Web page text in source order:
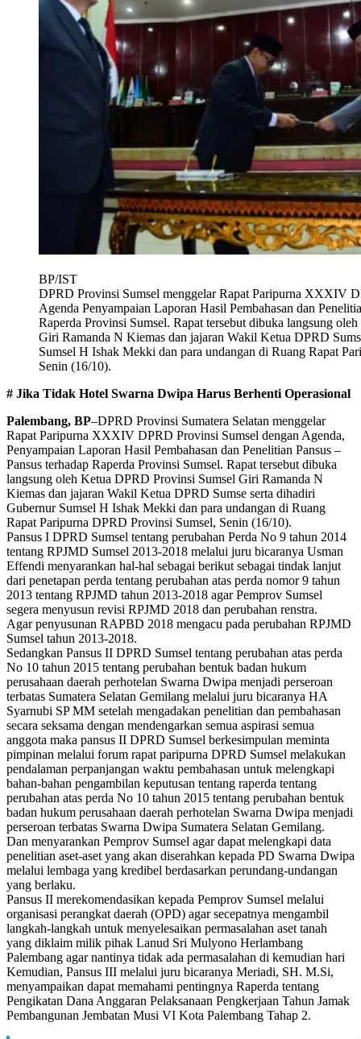
BP/IST
DPRD Provinsi Sumsel menggelar Rapat Paripurna XXXIV
Agenda Penyampaian Laporan Hasil Pembahasan dan
Raperda Provinsi Sumsel. Rapat tersebut dibuka langsung
Giri Ramanda N Kiemas dan jajaran Wakil Ketua DPRD
Sumsel H Ishak Mekki dan para undangan di Ruang Rapat
Senin (16/10).
# Jika Tidak Hotel Swarna Dwipa Harus Berhenti Operasional
Palembang, BP–DPRD Provinsi Sumatera Selatan menggelar
Rapat Paripurna XXXIV DPRD Provinsi Sumsel dengan Agenda,
Penyampaian Laporan Hasil Pembahasan dan Penelitian Pansus –
Pansus terhadap Raperda Provinsi Sumsel. Rapat tersebut dibuka
langsung oleh Ketua DPRD Provinsi Sumsel Giri Ramanda N
Kiemas dan jajaran Wakil Ketua DPRD Sumse serta dihadiri
Gubernur Sumsel H Ishak Mekki dan para undangan di Ruang
Rapat Paripurna DPRD Provinsi Sumsel, Senin (16/10).
Pansus I DPRD Sumsel tentang perubahan Perda No 9 tahun 2014
tentang RPJMD Sumsel 2013-2018 melalui juru bicaranya Usman
Effendi menyarankan hal-hal sebagai berikut sebagai tindak lanjut
dari penetapan perda tentang perubahan atas perda nomor 9 tahun
2013 tentang RPJMD tahun 2013-2018 agar Pemprov Sumsel
segera menyusun revisi RPJMD 2018 dan perubahan renstra.
Agar penyusunan RAPBD 2018 mengacu pada perubahan RPJMD
Sumsel tahun 2013-2018.
Sedangkan Pansus II DPRD Sumsel tentang perubahan atas perda
No 10 tahun 2015 tentang perubahan bentuk badan hukum
perusahaan daerah perhotelan Swarna Dwipa menjadi perseroan
terbatas Sumatera Selatan Gemilang melalui juru bicaranya HA
Syarnubi SP MM setelah mengadakan penelitian dan pembahasan
secara seksama dengan mendengarkan semua aspirasi semua
anggota maka pansus II DPRD Sumsel berkesimpulan meminta
pimpinan melalui forum rapat paripurna DPRD Sumsel melakukan
pendalaman perpanjangan waktu pembahasan untuk melengkapi
bahan-bahan pengambilan keputusan tentang raperda tentang
perubahan atas perda No 10 tahun 2015 tentang perubahan bentuk
badan hukum perusahaan daerah perhotelan Swarna Dwipa menjadi
perseroan terbatas Swarna Dwipa Sumatera Selatan Gemilang.
Dan menyarankan Pemprov Sumsel agar dapat melengkapi data
penelitian aset-aset yang akan diserahkan kepada PD Swarna Dwipa
melalui lembaga yang kredibel berdasarkan perundang-undangan
yang berlaku.
Pansus II merekomendasikan kepada Pemprov Sumsel melalui
organisasi perangkat daerah (OPD) agar secepatnya mengambil
langkah-langkah untuk menyelesaikan permasalahan aset tanah
yang diklaim milik pihak Lanud Sri Mulyono Herlambang
Palembang agar nantinya tidak ada permasalahan di kemudian hari
Kemudian, Pansus III melalui juru bicaranya Meriadi, SH. M.Si,
menyampaikan dapat memahami pentingnya Raperda tentang
Pengikatan Dana Anggaran Pelaksanaan Pengkerjaan Tahun Jamak
Pembangunan Jembatan Musi VI Kota Palembang Tahap 2.